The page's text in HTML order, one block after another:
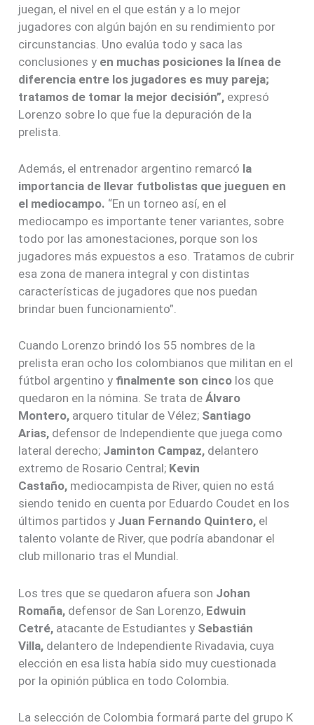
juegan, el nivel en el que están y a lo mejor
jugadores con algún bajón en su rendimiento por
circunstancias. Uno evalúa todo y saca las
conclusiones y en muchas posiciones la línea de
diferencia entre los jugadores es muy pareja;
tratamos de tomar la mejor decisión”, expresó
Lorenzo sobre lo que fue la depuración de la
prelista.
Además, el entrenador argentino remarcó la
importancia de llevar futbolistas que jueguen en
el mediocampo. “En un torneo así, en el
mediocampo es importante tener variantes, sobre
todo por las amonestaciones, porque son los
jugadores más expuestos a eso. Tratamos de cubrir
esa zona de manera integral y con distintas
características de jugadores que nos puedan
brindar buen funcionamiento”.
Cuando Lorenzo brindó los 55 nombres de la
prelista eran ocho los colombianos que militan en el
fútbol argentino y finalmente son cinco los que
quedaron en la nómina. Se trata deÁlvaro
Montero, arquero titular de Vélez; Santiago
Arias, defensor de Independiente que juega como
lateral derecho; Jaminton Campaz, delantero
extremo de Rosario Central; Kevin
Castaño, mediocampista de River, quien no está
siendo tenido en cuenta por Eduardo Coudet en los
últimos partidos y Juan Fernando Quintero, el
talento volante de River, que podría abandonar el
club millonario tras el Mundial.
Los tres que se quedaron afuera son Johan
Romaña, defensor de San Lorenzo, Edwuin
Cetré, atacante de Estudiantes y Sebastián
Villa, delantero de Independiente Rivadavia, cuya
elección en esa lista había sido muy cuestionada
por la opinión pública en todo Colombia.
La selección de Colombia formará parte del grupo K